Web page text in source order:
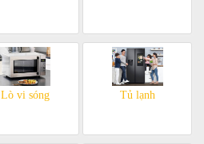
Lò vi sóng Tủ lạnh